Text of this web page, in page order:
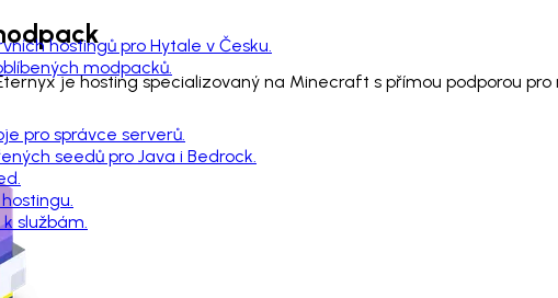
hostingů pro Hytale v Česku.
modpacků.
pro správce serverů.
seedů pro Java i Bedrock.
službám.
je hosting specializovaný na Minecraft s přímou podporou